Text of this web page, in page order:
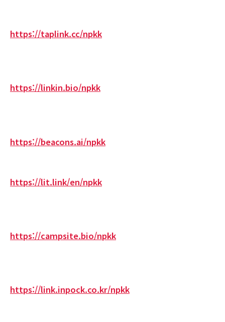
https://taplink.cc/npkk
https://linkin.bio/npkk
https://beacons.ai/npkk
https://lit.link/en/npkk
https://campsite.bio/npkk
https://link.inpock.co.kr/npkk